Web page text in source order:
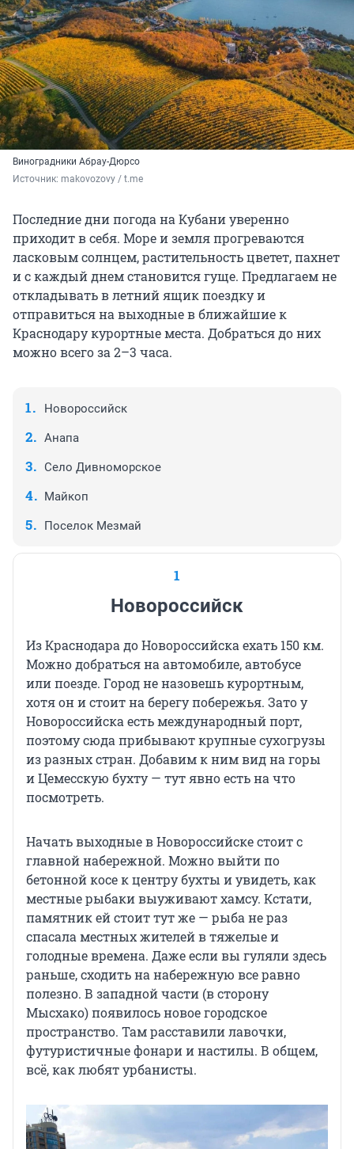
Виноградники Абрау-Дюрсо
Источник: makovozovy / t.me
Последние дни погода на Кубани уверенно
приходит в себя. Море и земля прогреваются
ласковым солнцем, растительность цветет, пахнет
и с каждый днем становится гуще. Предлагаем не
откладывать в летний ящик поездку и
отправиться на выходные в ближайшие к
Краснодару курортные места. Добраться до них
можно всего за 2–3 часа.
Новороссийск
Анапа
Село Дивноморское
Майкоп
Поселок Мезмай
1
Новороссийск
Из Краснодара до Новороссийска ехать 150 км.
Можно добраться на автомобиле, автобусе
или поезде. Город не назовешь курортным,
хотя он и стоит на берегу побережья. Зато у
Новороссийска есть международный порт,
поэтому сюда прибывают крупные сухогрузы
из разных стран. Добавим к ним вид на горы
и Цемесскую бухту — тут явно есть на что
посмотреть.
Начать выходные в Новороссийске стоит с
главной набережной. Можно выйти по
бетонной косе к центру бухты и увидеть, как
местные рыбаки выуживают хамсу. Кстати,
памятник ей стоит тут же — рыба не раз
спасала местных жителей в тяжелые и
голодные времена. Даже если вы гуляли здесь
раньше, сходить на набережную все равно
полезно. В западной части (в сторону
Мысхако) появилось новое городское
пространство. Там расставили лавочки,
футуристичные фонари и настилы. В общем,
всё, как любят урбанисты.